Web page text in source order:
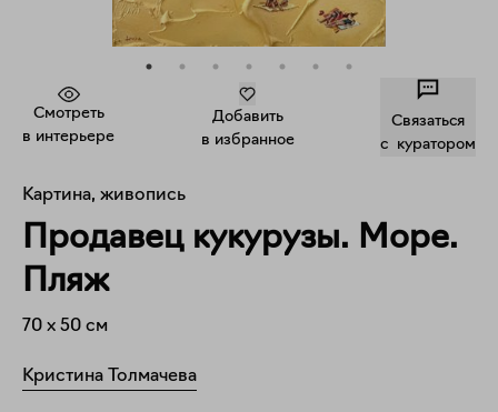
Смотреть
в интерьере
Добавить
в избранное
Связаться
c куратором
Картина, живопись
Продавец кукурузы. Море.
Пляж
70 x 50 см
Кристина Толмачева